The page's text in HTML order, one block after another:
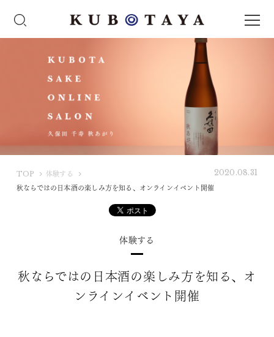
TOP
U
体験する
秋ならではの日本酒の楽しみ方を知る、オンラインイベント開催
2020.08.31
体験する
秋ならではの日本酒の楽しみ方を知る、オ
ンラインイベント開催